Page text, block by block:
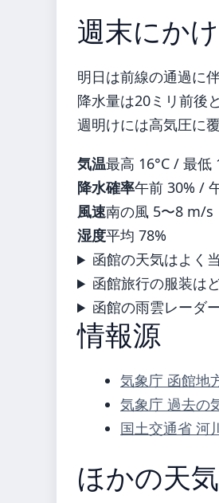
週末にか
明日は前線の通過に
降水量は20ミリ前後
週明けには高気圧に
気温最高 16°C / 最低
降水確率午前 30% /
風速南の風 5〜8 m/s
湿度平均 78%
函館の天気はよく
函館旅行の服装は
函館の雨雲レーダ
情報源
気象庁 函館地
気象庁 過去の
国土交通省 河
ほかの天